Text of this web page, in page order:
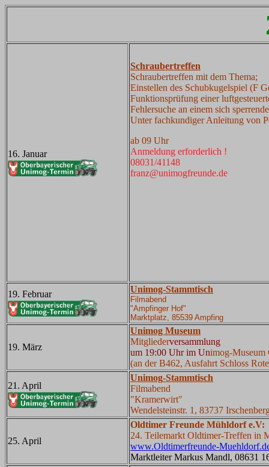
16. Januar
Schraubertreffen
Schraubertreffen mit dem Thema;
Einstellen des Schubkugelspiel (F
Funktionsprüfung einer
Fehlersuche an einem sich
Unter fachkundiger Anleitung von
ab 09 Uhr
Anmeldung erforderlich !
08031/41148
franz@unimogfreunde.de
19. Februar Unimog-Stammtisch
Filmabend
"Ampfinger Hof"
Marktplatz, 85539 Ampfing
19. März
Unimog Museum
Mitgliederversammlung
um 19:00 Uhr im Unimog-Museum
(an der B462, Ausfahrt Schloss
21. April
Unimog-Stammtisch
Filmabend
"Kramerwirt"
Wendelsteinstr. 1, 83737
25. April
Oldtimer Freunde Mühldorf e.V:
24. Teilemarkt Oldtimer-Treffen in
www.Oldtimerfreunde-
Marktleiter Markus Mandl, 08631